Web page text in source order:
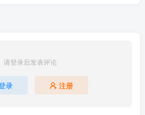
请登录后发表评论
录 注册